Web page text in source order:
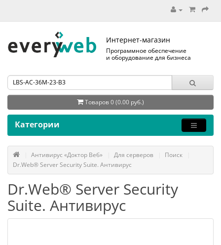
Интернет-магазин
Программное обеспечение
и оборудование для бизнеса
Товаров 0 (0.00 руб.)
Категории
Антивирус «Доктор Веб» Для серверов
Поиск
Dr.Web® Server Security Suite. Антивирус
Dr.Web® Server Security
Suite. Антивирус